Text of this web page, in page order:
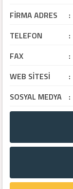
FİRMA ADRES :
TELEFON :
FAX :
WEB SİTESİ :
SOSYAL MEDYA :